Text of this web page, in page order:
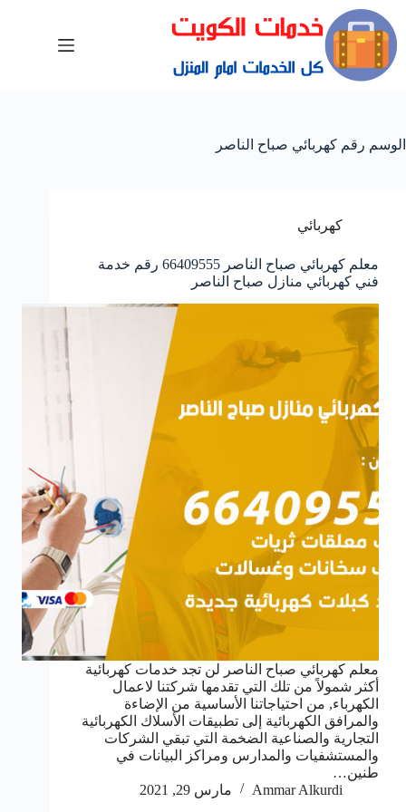
الوسم رقم كهربائي صباح الناصر
كهربائي
معلم كهربائي صباح الناصر 66409555 رقم خدمة
فني كهربائي منازل صباح الناصر
معلم كهربائي صباح الناصر لن تجد خدمات كهربائية
أكثر شمولاً من تلك التي تقدمها شركتنا لاعمال
الكهرباء, من احتياجاتنا الأساسية من الإضاءة
والمرافق الكهربائية إلى تطبيقات الأسلاك الكهربائية
التجارية والصناعية الضخمة التي تبقي الشركات
والمستشفيات والمدارس ومراكز البيانات في
طنين…
Ammar Alkurdi
مارس 29, 2021